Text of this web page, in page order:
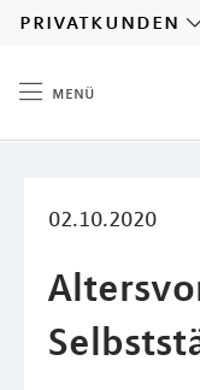
privatkunden
menü
02.10.2020